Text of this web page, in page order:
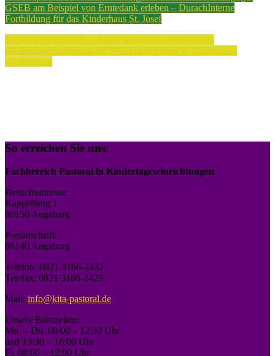
GSEB am Beispiel von Erntedank erleben – DurachInterne
Fortbildung für das Kinderhaus St. Josef
Mi 23Sep 14:00 16:30…. Dann geh doch - Weißenhorn
Besinnungsnachmittag für Waldkindergarten St. Franziskus,
Weißenhorn
So erreichen Sie uns:
Fachbereich Pastoral in Kindertageseinrichtungen
Besuchsadresse:
Kappelberg 1
86150 Augsburg
Postanschrift:
86140 Augsburg
Telefon: 0821 3166-2432
Telefax: 0821 3166-2429
Mail: info@kita-pastoral.de
Unsere Bürozeiten:
Mo. – Do. 08:00 – 12:30 Uhr
und 13:30 – 16:00 Uhr
Fr. 08:00 – 12:00 Uhr